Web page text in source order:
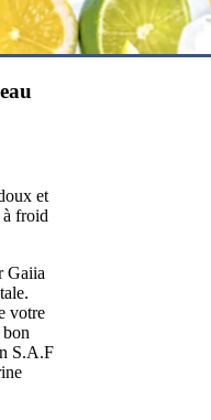
et
à froid
Gaiia
votre
S.A.F